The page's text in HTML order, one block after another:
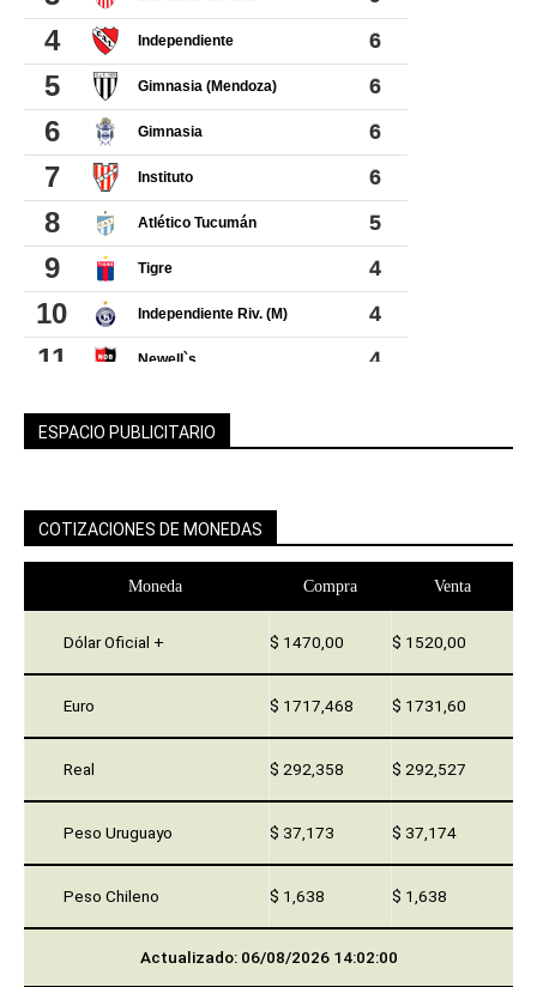
ESPACIO PUBLICITARIO
COTIZACIONES DE MONEDAS
Moneda Compra Venta
Dólar Oficial + $ 1470,00 $ 1520,00
Euro $ 1717,468 $ 1731,60
Real $ 292,358 $ 292,527
Peso Uruguayo $ 37,173 $ 37,174
Peso Chileno $ 1,638 $ 1,638
Actualizado: 06/08/2026 14:02:00